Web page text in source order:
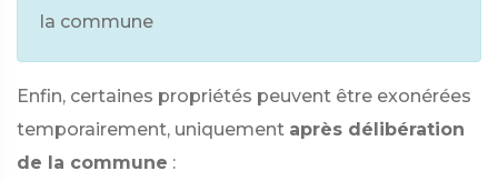
la commune
Enfin, certaines propriétés peuvent être exonérées
temporairement, uniquement après délibération
de la commune :